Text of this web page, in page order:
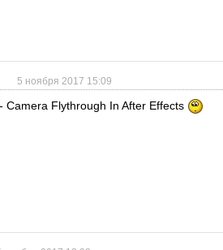
5 ноября 2017 15:09
Camera Flythrough In After Effects